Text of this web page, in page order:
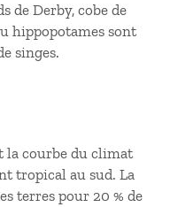
de Derby, cobe de
hippopotames sont
singes.
la courbe du climat
tropical au sud. La
terres pour 20 % de